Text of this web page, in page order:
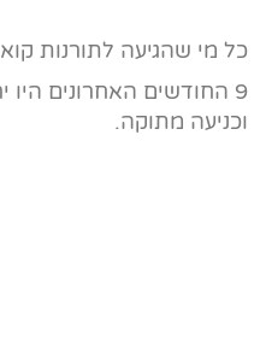
כל מי שהגיעה לתורנות
9 החודשים האחרונים
וכניעה מתוקה.